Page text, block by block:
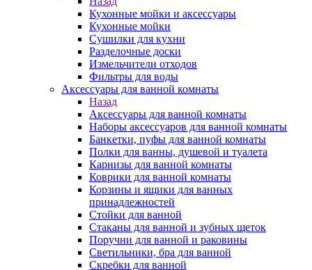
Кухонные мойки и аксессуары
Кухонные мойки
Сушилки для кухни
Разделочные доски
Измельчители отходов
Фильтры для воды
Аксессуары для ванной комнаты
Назад
Аксессуары для ванной комнаты
Наборы аксессуаров для ванной комнаты
Банкетки, пуфы для ванной комнаты
Полки для ванны, душевой и туалета
Карнизы для ванной комнаты
Коврики для ванной комнаты
Корзины и ящики для ванных
принадлежностей
Стойки для ванной
Стаканы для ванной и зубных щеток
Поручни для ванной и раковины
Светильники, бра для ванной
Скребки для ванной